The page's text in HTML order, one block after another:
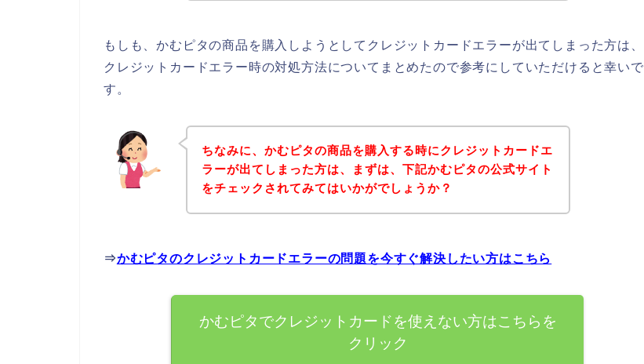
もしも、かむピタの商品を購入しようとしてクレジットカードエラーが出てしまった方は、
クレジットカードエラー時の対処方法についてまとめたので参考にしていただけると幸いで
す。
ちなみに、かむピタの商品を購入する時にクレジットカードエ
ラーが出てしまった方は、まずは、下記かむピタの公式サイト
をチェックされてみてはいかがでしょうか？
⇒かむピタのクレジットカードエラーの問題を今すぐ解決したい方はこちら
かむピタでクレジットカードを使えない方はこちらを
クリック